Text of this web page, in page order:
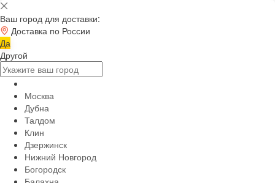
Ваш город для доставки:
Доставка по России
Да
Другой
Москва
Дубна
Талдом
Клин
Дзержинск
Нижний Новгород
Богородск